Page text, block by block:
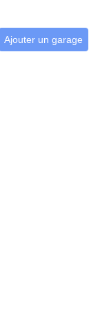
Ajouter un garage